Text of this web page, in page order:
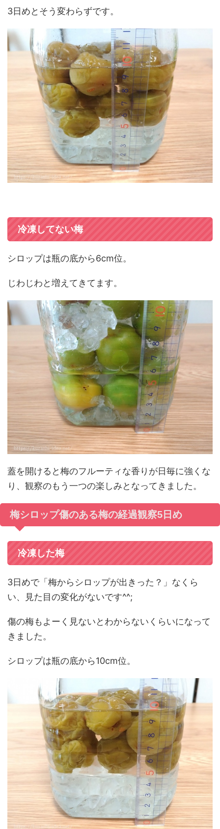
3日めとそう変わらずです。
冷凍してない梅
シロップは瓶の底から6cm位。
じわじわと増えてきてます。
蓋を開けると梅のフルーティな香りが日毎に強くな
り、観察のもう一つの楽しみとなってきました。
梅シロップ傷のある梅の経過観察5日め
冷凍した梅
3日めで「梅からシロップが出きった？」なくら
い、見た目の変化がないです^^;
傷の梅もよーく見ないとわからないくらいになって
きました。
シロップは瓶の底から10cm位。